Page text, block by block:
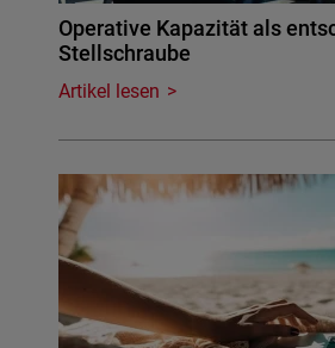
Operative Kapazität als
Stellschraube
Artikel lesen